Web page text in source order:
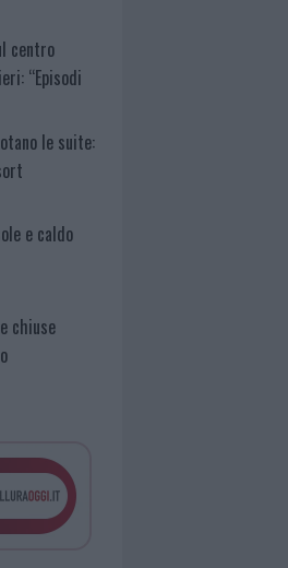
centro
“Episodi
le suite:
e caldo
chiuse